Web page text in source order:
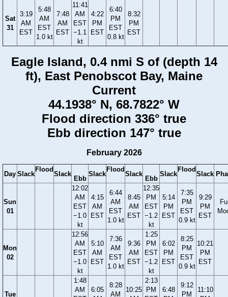
Sat
31
3:19
AM
EST
5:48
AM
EST
1.0 kt
7:48
AM
EST
11:41
AM
EST
−1.1
kt
4:22
PM
EST
6:40
PM
EST
0.8 kt
8:32
PM
EST
Eagle Island, 0.4 nmi S of (depth 14
ft), East Penobscot Bay, Maine
Current
44.1938° N, 68.7822° W
Flood direction 336° true
Ebb direction 147° true
February 2026
Day Slack
Flood
Slack
Ebb
Slack
Flood
Slack
Ebb
Slack
Flood
Slack
Sun
01
12:02
AM
EST
−1.0
kt
4:15
AM
EST
6:44
AM
EST
1.0 kt
8:45
AM
EST
12:35
PM
EST
−1.2
kt
5:14
PM
EST
7:35
PM
EST
0.9 kt
9:29
PM
EST
Mon
02
12:56
AM
EST
−1.0
kt
5:10
AM
EST
7:36
AM
EST
1.0 kt
9:36
AM
EST
1:25
PM
EST
−1.2
kt
6:02
PM
EST
8:25
PM
EST
0.9 kt
10:21
PM
EST
Tue
1:48
AM
6:05
8:28
AM
10:25
2:13
PM
6:48
9:12
PM
11:10